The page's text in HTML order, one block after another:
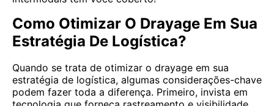
Como Otimizar O Drayage Em Sua
Estratégia De Logística?
Quando se trata de otimizar o drayage em sua
estratégia de logística, algumas considerações-chave
podem fazer toda a diferença. Primeiro, invista em